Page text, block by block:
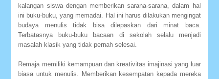
kalangan siswa dengan memberikan sarana-sarana, dalam hal
ini buku-buku, yang memadai. Hal ini harus dilakukan mengingat
budaya menulis tidak bisa dilepaskan dari minat baca.
Terbatasnya buku-buku bacaan di sekolah selalu menjadi
masalah klasik yang tidak pernah selesai.
Remaja memiliki kemampuan dan kreativitas imajinasi yang luar
biasa untuk menulis. Memberikan kesempatan kepada mereka